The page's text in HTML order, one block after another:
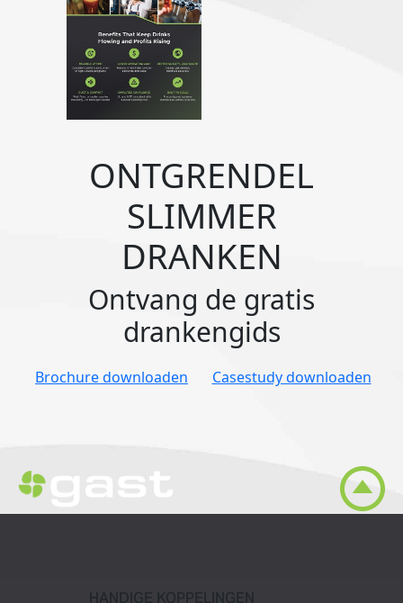
ONTGRENDEL
SLIMMER
DRANKEN
Ontvang de gratis
drankengids
Brochure downloaden Casestudy downloaden